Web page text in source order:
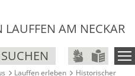
LAUFFEN AM NECKAR
SUCHEN
Lauffen erleben
Historischer